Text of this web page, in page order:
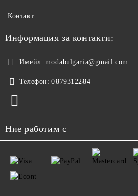
Контакт
Информация за контакти:
Имейл: modabulgaria@gmail.com
Телефон: 0879312284
Ние работим с